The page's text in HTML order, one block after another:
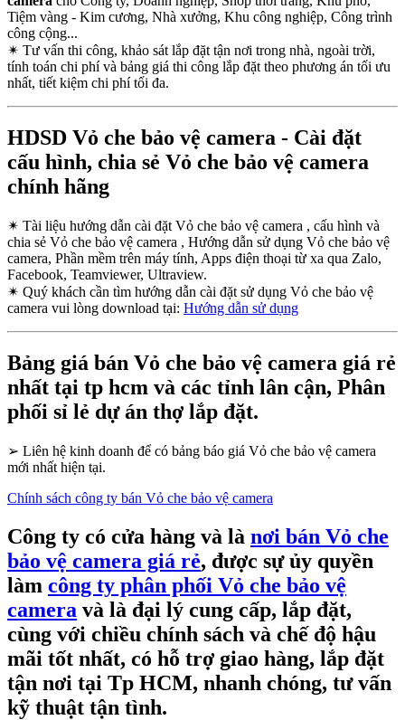
Tiệm vàng - Kim cương, Nhà xưởng, Khu công nghiệp, Công trình
công cộng...
✴ Tư vấn thi công, khảo sát lắp đặt tận nơi trong nhà, ngoài trời,
tính toán chi phí và bảng giá thi công lắp đặt theo phương án tối ưu
nhất, tiết kiệm chi phí tối đa.
HDSD Vỏ che bảo vệ camera - Cài đặt
cấu hình, chia sẻ Vỏ che bảo vệ camera
chính hãng
✴ Tài liệu hướng dẫn cài đặt Vỏ che bảo vệ camera , cấu hình và
chia sẻ Vỏ che bảo vệ camera , Hướng dẫn sử dụng Vỏ che bảo vệ
camera, Phần mềm trên máy tính, Apps điện thoại từ xa qua Zalo,
Facebook, Teamviewer, Ultraview.
✴ Quý khách cần tìm hướng dẫn cài đặt sử dụng Vỏ che bảo vệ
camera vui lòng download tại: Hướng dẫn sử dụng
Bảng giá bán Vỏ che bảo vệ camera giá rẻ
nhất tại tp hcm và các tỉnh lân cận, Phân
phối sỉ lẻ dự án thợ lắp đặt.
➢ Liên hệ kinh doanh để có bảng báo giá Vỏ che bảo vệ camera
mới nhất hiện tại.
Chính sách công ty bán Vỏ che bảo vệ camera
Công ty có cửa hàng và là nơi bán Vỏ che
bảo vệ camera giá rẻ, được sự ủy quyền
làm công ty phân phối Vỏ che bảo vệ
camera và là đại lý cung cấp, lắp đặt,
cùng với chiều chính sách và chế độ hậu
mãi tốt nhất, có hỗ trợ giao hàng, lắp đặt
tận nơi tại Tp HCM, nhanh chóng, tư vấn
kỹ thuật tận tình.